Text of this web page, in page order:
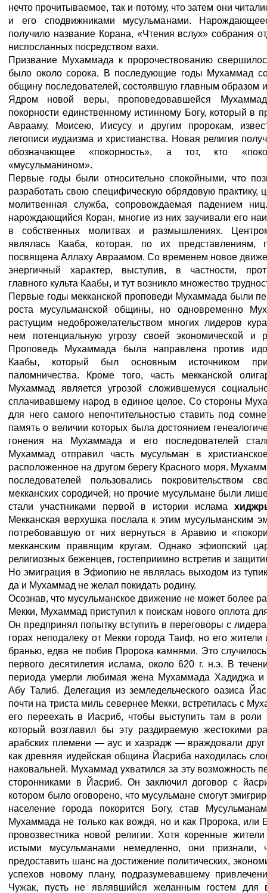
нечто прочитываемое, так и потому, что затем они
и его сподвижниками мусульманами.
получило название Корана, «Чтения вслух» собрания
ниспосланных посредством вахи.
Призвание Мухаммада к пророчествованию
было около сорока. В последующие годы Мухаммад
общину последователей, состоявшую главным образом
Ядром новой веры, проповедовавшейся
покорности единственному истинному Богу, который в
Аврааму, Моисею, Иисусу и другим пророкам,
летописи иудаизма и христианства. Новая религия
обозначающее «покорность», а тот, кто
«мусульманином».
Первые годы были относительно спокойными, что
разработать свою специфическую обрядовую практику,
молитвенная служба, сопровождаемая падением
нарождающийся Коран, многие из них заучивали его
в собственных молитвах и размышлениях.
являлась Кааба, которая, по их представлениям,
посвящена Аллаху Авраамом. Со временем новое
энергичный характер, выступив, в частности,
главного культа Каабы, и тут возникло множество
Первые годы мекканской проповеди Мухаммада были
роста мусульманской общины, но одновременно
растущим недоброжелательством многих лидеров
нем потенциальную угрозу своей экономической и
Проповедь Мухаммада была направлена против
Каабы, который был основным источником
паломничества. Кроме того, часть мекканской
Мухаммад является угрозой сложившемуся
сплачивавшему народ в единое целое. Со стороны
для него самого непочтительностью ставить под
память о величии которых была достоянием
гонения на Мухаммада и его последователей
Мухаммад отправил часть мусульман в
расположенное на другом берегу Красного моря.
последователей пользовались покровительством
мекканских сородичей, но прочие мусульмане были
стали участниками первой в истории ислама
Мекканская верхушка послала к этим мусульманским
потребовавшую от них вернуться в Аравию и
мекканским правящим кругам. Однако эфиопский
религиозных беженцев, гостеприимно встретив и
Но эмиграция в Эфиопию не являлась выходом из
да и Мухаммад не желал покидать родину.
Осознав, что мусульманское движение не может более
Мекки, Мухаммад приступил к поискам нового оплота
Он предпринял попытку вступить в переговоры с
горах неподалеку от Мекки города Таиф, но его
бранью, едва не побив Пророка камнями. Это
первого десятилетия ислама, около 620 г. н.э. В
периода умерли любимая жена Мухаммада Хадиджа и
Абу Талиб. Делегация из земледельческого оазиса
почти на триста миль севернее Мекки, встретилась с
его переехать в Иасриб, чтобы выступить там в роли
который возглавил бы эту раздираемую жестокими
арабских племени — аус и хазрадж — враждовали
как древняя иудейская община Йасриба находилась
наковальней. Мухаммад ухватился за эту возможность
сторонниками в Йасриб. Он заключил договор с
котором было оговорено, что мусульмане смогут
население города покорится Богу, став
Мухаммада не только как вождя, но и как Пророка, или
провозвестника новой религии. Хотя коренные
истыми мусульманами немедленно, они признали,
предоставить шанс на достижение политических,
успехов новому плану, подразумевавшему
Чужак, пусть не являвшийся желанным гостем для